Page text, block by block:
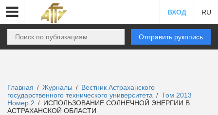
ВХОД RU
Отправить рукопись
Главная / Журналы / Вестник Астраханского
государственного технического университета / Том 2013
Номер 2 / ИСПОЛЬЗОВАНИЕ СОЛНЕЧНОЙ ЭНЕРГИИ В
АСТРАХАНСКОЙ ОБЛАСТИ